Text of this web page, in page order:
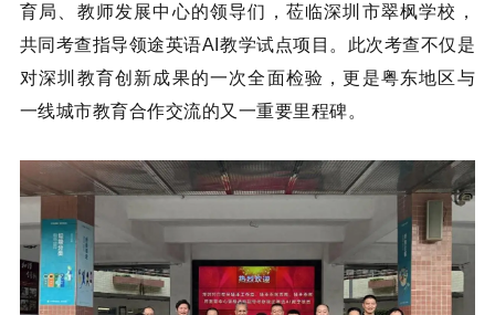
育局、教师发展中心的领导们，莅临深圳市翠枫学校，
共同考查指导领途英语AI教学试点项目。此次考查不仅是
对深圳教育创新成果的一次全面检验，更是粤东地区与
一线城市教育合作交流的又一重要里程碑。